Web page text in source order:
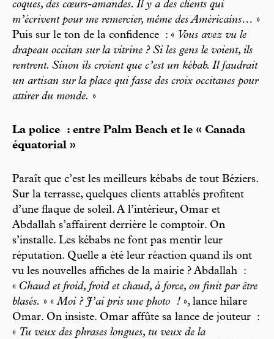
coques, des cœurs-amandes. Il y a des clients qui
m’écrivent pour me remercier, même des Américains… »
Puis sur le ton de la confidence : « Vous avez vu le
drapeau occitan sur la vitrine ? Si les gens le voient, ils
rentrent. Sinon ils croient que c’est un kébab. Il faudrait
un artisan sur la place qui fasse des croix occitanes pour
attirer du monde. »
La police : entre Palm Beach et le « Canada
équatorial »
Paraît que c’est les meilleurs kébabs de tout Béziers.
Sur la terrasse, quelques clients attablés profitent
d’une flaque de soleil. A l’intérieur, Omar et
Abdallah s’affairent derrière le comptoir. On
s’installe. Les kébabs ne font pas mentir leur
réputation. Quelle a été leur réaction quand ils ont
vu les nouvelles affiches de la mairie ? Abdallah :
« Chaud et froid, froid et chaud, à force, on finit par être
blasés. » «Moi ? J’ai pris une photo ! », lance hilare
Omar. On insiste. Omar affûte sa lance de jouteur :
« Tu veux des phrases longues, tu veux de la